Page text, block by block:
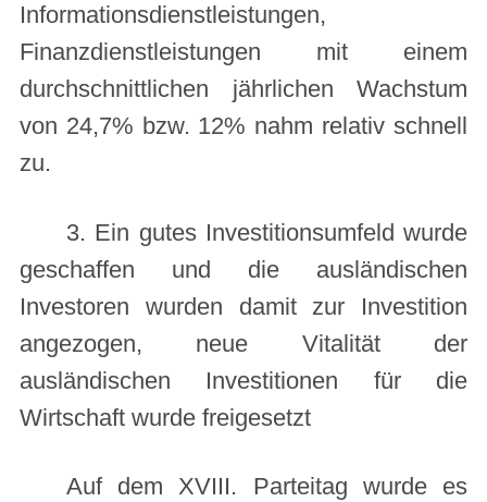
Informationsdienstleistungen,
Finanzdienstleistungen mit einem
durchschnittlichen jährlichen Wachstum
von 24,7% bzw. 12% nahm relativ schnell
zu.
3. Ein gutes Investitionsumfeld wurde
geschaffen und die ausländischen
Investoren wurden damit zur Investition
angezogen, neue Vitalität der
ausländischen Investitionen für die
Wirtschaft wurde freigesetzt
Auf dem XVIII. Parteitag wurde es